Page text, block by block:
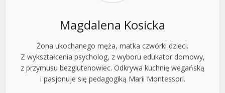
Magdalena Kosicka
Żona ukochanego męża, matka czwórki dzieci.
Z wykształcenia psycholog, z wyboru edukator domowy,
z przymusu bezglutenowiec. Odkrywa kuchnię wegańską
i pasjonuje się pedagogiką Marii Montessori.